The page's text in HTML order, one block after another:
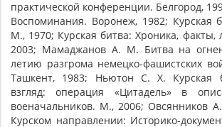
практической конференции. Белгород,
Воспоминания. Воронеж, 1982; Курская
М., 1970; Курская битва: Хроника,
2003; Мамаджанов А. М. Битва на
летию разгрома немецко-фашистских
Ташкент, 1983; Ньютон С. Х. Курская
взгляд: операция «Цитадель» в
военачальников. М., 2006; Овсянников
Курском направлении: Историко-